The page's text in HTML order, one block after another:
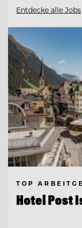
Entdecke alle Jobs
TOP
Hotel Post